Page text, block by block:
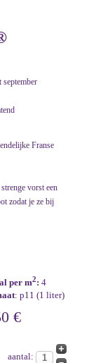
september
Franse
vorst een
zodat je ze bij
per m2: 4
: p11 (1 liter)
€
aantal: